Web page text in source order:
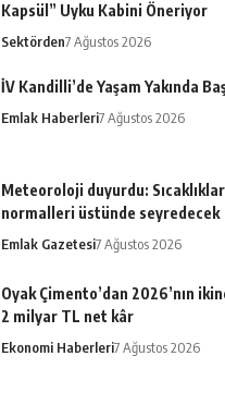
Kapsül” Uyku Kabini Öneriyor
Sektörden7 Ağustos 2026
İV Kandilli’de Yaşam Yakında
Emlak Haberleri7 Ağustos 2026
Meteoroloji duyurdu:
normalleri üstünde seyredecek
Emlak Gazetesi7 Ağustos 2026
Oyak Çimento’dan 2026’nın
2 milyar TL net kâr
Ekonomi Haberleri7 Ağustos 2026